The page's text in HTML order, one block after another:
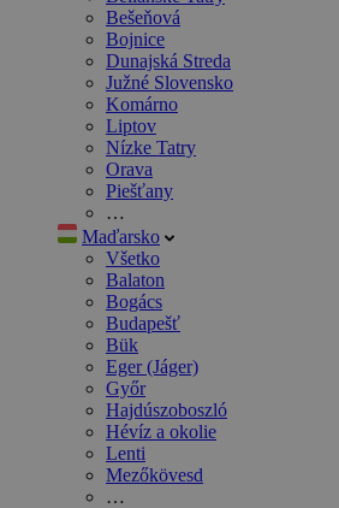
Bešeňová
Bojnice
Dunajská Streda
Južné Slovensko
Komárno
Liptov
Nízke Tatry
Orava
Piešťany
…
Maďarsko
Všetko
Balaton
Bogács
Budapešť
Bük
Eger (Jáger)
Győr
Hajdúszoboszló
Hévíz a okolie
Lenti
Mezőkövesd
…